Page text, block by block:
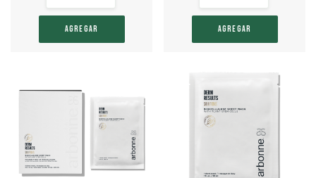
AGREGAR AGREGAR